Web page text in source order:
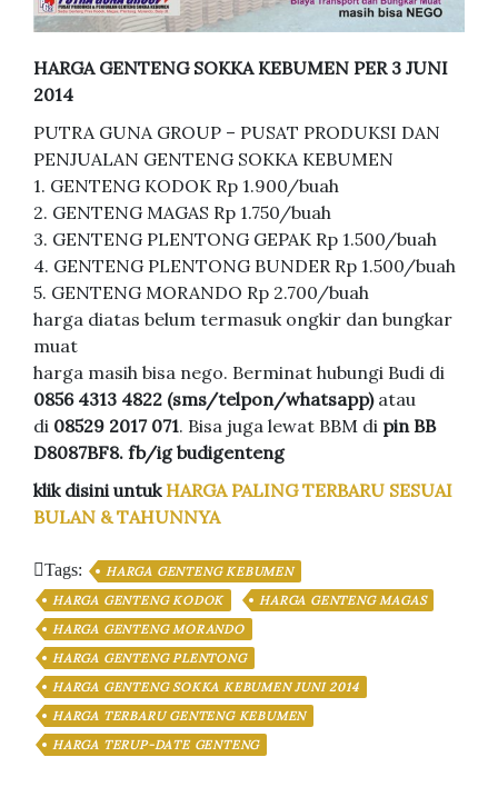
HARGA GENTENG SOKKA KEBUMEN PER 3 JUNI
2014
PUTRA GUNA GROUP – PUSAT PRODUKSI DAN
PENJUALAN GENTENG SOKKA KEBUMEN
1. GENTENG KODOK Rp 1.900/buah
2. GENTENG MAGAS Rp 1.750/buah
3. GENTENG PLENTONG GEPAK Rp 1.500/buah
4. GENTENG PLENTONG BUNDER Rp 1.500/buah
5. GENTENG MORANDO Rp 2.700/buah
harga diatas belum termasuk ongkir dan bungkar
muat
harga masih bisa nego. Berminat hubungi Budi di
0856 4313 4822 (sms/telpon/whatsapp)atau
di 08529 2017 071. Bisa juga lewat BBM di pin BB
D8087BF8. fb/ig budigenteng
klik disini untuk HARGA PALING TERBARU SESUAI
BULAN & TAHUNNYA
Tags:
HARGA GENTENG KEBUMEN
HARGA GENTENG KODOK
HARGA GENTENG MAGAS
HARGA GENTENG MORANDO
HARGA GENTENG PLENTONG
HARGA GENTENG SOKKA KEBUMEN JUNI 2014
HARGA TERBARU GENTENG KEBUMEN
HARGA TERUP-DATE GENTENG